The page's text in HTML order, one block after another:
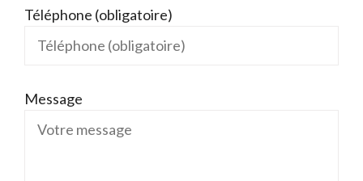
Téléphone (obligatoire)
Message